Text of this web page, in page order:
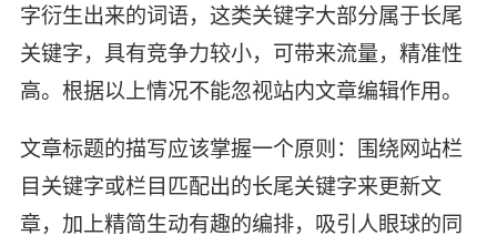
字衍生出来的词语，这类关键字大部分属于长尾
关键字，具有竞争力较小，可带来流量，精准性
高。根据以上情况不能忽视站内文章编辑作用。
文章标题的描写应该掌握一个原则：围绕网站栏
目关键字或栏目匹配出的长尾关键字来更新文
章，加上精简生动有趣的编排，吸引人眼球的同